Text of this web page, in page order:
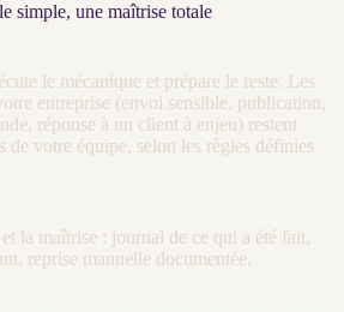
simple, une maîtrise totale
le mécanique et prépare le reste. Les
entreprise (envoi sensible, publication,
réponse à un client à enjeu) restent
de votre équipe, selon les règles définies
et la maîtrise : journal de ce qui a été fait,
reprise manuelle documentée.